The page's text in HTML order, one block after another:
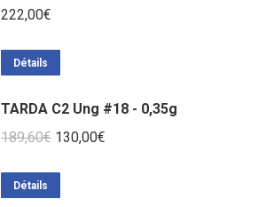
222,00€
Détails
TARDA C2 Ung #18 - 0,35g
189,60€ Le
130,00€
Détails